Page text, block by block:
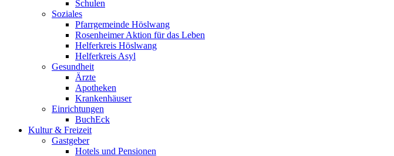
Schulen
Soziales
Pfarrgemeinde Höslwang
Rosenheimer Aktion für das Leben
Helferkreis Höslwang
Helferkreis Asyl
Gesundheit
Ärzte
Apotheken
Krankenhäuser
Einrichtungen
BuchEck
Kultur & Freizeit
Gastgeber
Hotels und Pensionen